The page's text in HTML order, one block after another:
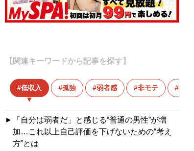
【関連キーワードから記事を探す】
低収入 孤独 弱者感 非モテ
「自分は弱者だ」と感じる“普通の男性”が増
加…これ以上自己評価を下げないための“考え
方”とは